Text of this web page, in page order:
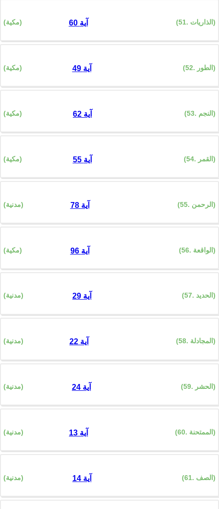
(51. الذاريات) (مكية) 60 آية
(52. الطور) (مكية) 49 آية
(53. النجم) (مكية) 62 آية
(54. القمر) (مكية) 55 آية
(55. الرحمن) (مدنية) 78 آية
(56. الواقعة) (مكية) 96 آية
(57. الحديد) (مدنية) 29 آية
(58. المجادلة) (مدنية) 22 آية
(59. الحشر) (مدنية) 24 آية
(60. الممتحنة) (مدنية) 13 آية
(61. الصف) (مدنية) 14 آية